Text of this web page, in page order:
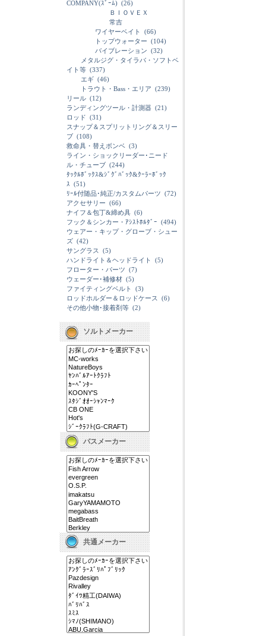
COMPANY(ｽﾞｰﾑ) (26)
ＢＩＯＶＥＸ
常吉
ワイヤーベイト
(66)
トップウォーター (104)
バイブレーション (32)
メタルジグ・タイラバ・ソフトベ
イト等 (337)
エギ (46)
トラウト・Bass・エリア (239)
リール (12)
ランディングツール・計測器 (21)
ロッド (31)
スナップ＆スプリットリング＆スリー
ブ (108)
救命具・替えボンベ (3)
ライン・ショックリーダー･ニード
ル・チューブ (244)
ﾀｯｸﾙﾎﾞｯｸｽ&ｼﾞｸﾞﾊﾞｯｸ&ｸｰﾗｰﾎﾞｯｸ
ｽ (51)
ﾘｰﾙ付随品･純正/カスタムパーツ (72)
アクセサリー (66)
ナイフ＆包丁&締め具 (6)
フック＆シンカー・ｱｼｽﾄﾎﾙﾀﾞｰ (494)
ウェアー・キップ・グローブ・シュー
ズ (42)
サングラス
(5)
ハンドライト＆ヘッドライト
(5)
フローター・パーツ (7)
ウェーダー･補修材 (5)
ファイティングベルト
(3)
ロッドホルダー＆ロッドケース
(6)
その他小物･接着剤等 (2)
ソルトメーカー
バスメーカー
共通メーカー